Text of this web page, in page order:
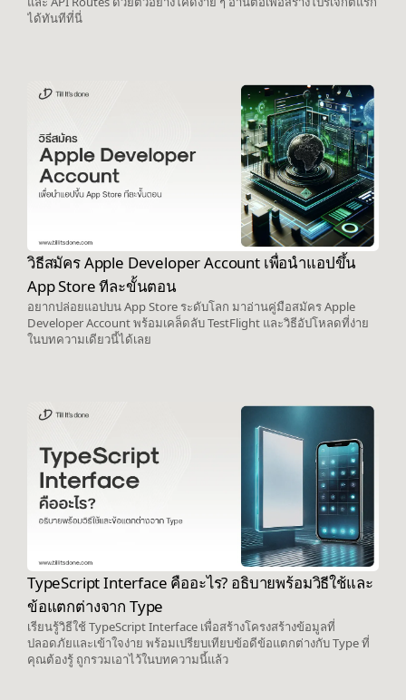
ได้ทันทีที่นี่
วิธีสมัคร Apple Developer Account เพื่อนำแอปขึ้น
App Store ทีละขั้นตอน
อยากปล่อยแอปบน App Store ระดับโลก มาอ่านคู่มือสมัคร Apple
Developer Account พร้อมเคล็ดลับ TestFlight และวิธีอัปโหลดที่ง่าย
ในบทความเดียวนี้ได้เลย
TypeScript Interface คืออะไร? อธิบายพร้อมวิธีใช้และ
ข้อแตกต่างจาก Type
เรียนรู้วิธีใช้ TypeScript Interface เพื่อสร้างโครงสร้างข้อมูลที่
ปลอดภัยและเข้าใจง่าย พร้อมเปรียบเทียบข้อดีข้อแตกต่างกับ Type ที่
คุณต้องรู้ ถูกรวมเอาไว้ในบทความนี้แล้ว